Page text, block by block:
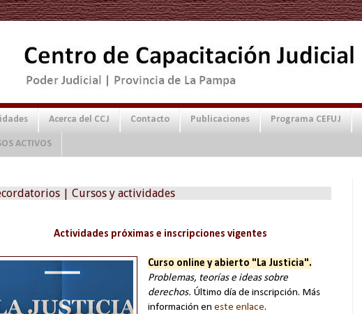
Acerca del CCJ Contacto Publicaciones Programa CEFUJ
ACTIVOS
| Cursos y actividades
Actividades próximas e inscripciones vigentes
Curso online y abierto "La Justicia".
Problemas, teorías e ideas sobre
derechos. Último día de inscripción. Más
información eneste enlace.